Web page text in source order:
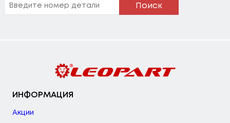
Поиск
ИНФОРМАЦИЯ
Акции